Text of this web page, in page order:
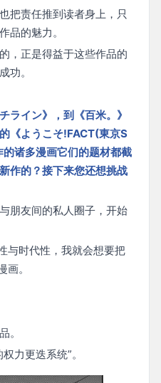
把责任推到读者身上，只
品的魅力。
，正是得益于这些作品的
功。
イン》，到《百米。》
《ようこそ!FACT(東京S
诸多漫画它们的题材都截
作的？接下来您还想挑战
朋友间的私人圈子，开始
与时代性，我就会想要把
。
。
力更迭系统”。